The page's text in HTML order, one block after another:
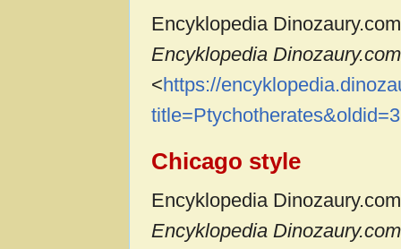
Encyklopedia
Encyklopedia
<https://
Chicago style
Encyklopedia
Encyklopedia